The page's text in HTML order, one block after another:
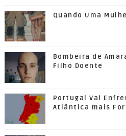
Quando Uma
Bombeira de
Filho Doente
Portugal Vai
Atlântica mais